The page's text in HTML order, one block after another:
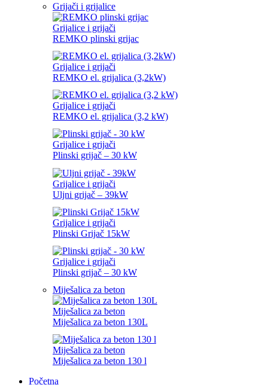
Grijači i grijalice
Grijalice i grijači
REMKO plinski grijac
Grijalice i grijači
REMKO el. grijalica (3,2kW)
Grijalice i grijači
REMKO el. grijalica (3,2 kW)
Grijalice i grijači
Plinski grijač – 30 kW
Grijalice i grijači
Uljni grijač – 39kW
Grijalice i grijači
Plinski Grijač 15kW
Grijalice i grijači
Plinski grijač – 30 kW
Miješalica za beton
Miješalica za beton
Miješalica za beton 130L
Miješalica za beton
Miješalica za beton 130 l
Početna